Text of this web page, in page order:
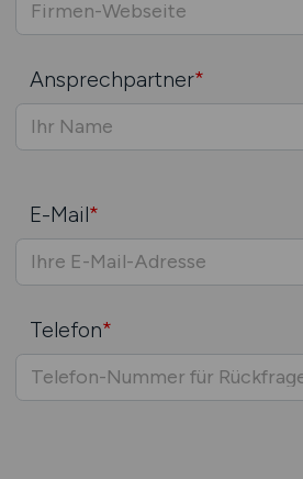
Ansprechpartner*
E-Mail*
Telefon*